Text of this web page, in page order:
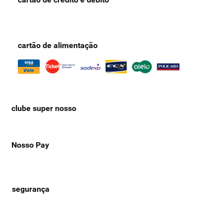
cartão de alimentação
clube super nosso
Nosso Pay